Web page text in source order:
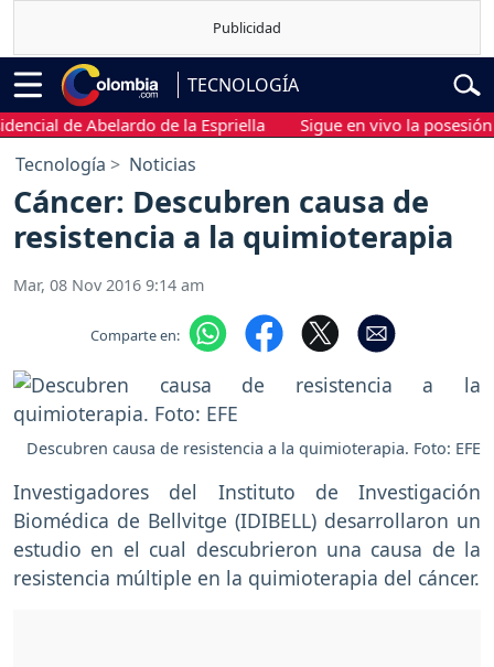
TECNOLOGÍA
de Abelardo de la Espriella Sigue en vivo la posesión
Tecnología Noticias
Cáncer: Descubren causa de
resistencia a la quimioterapia
Mar, 08 Nov 2016 9:14 am
Comparte en:
Descubren causa de resistencia a la quimioterapia. Foto: EFE
Investigadores del Instituto de Investigación
Biomédica de Bellvitge (IDIBELL) desarrollaron un
estudio en el cual descubrieron una causa de la
resistencia múltiple en la quimioterapia del cáncer.